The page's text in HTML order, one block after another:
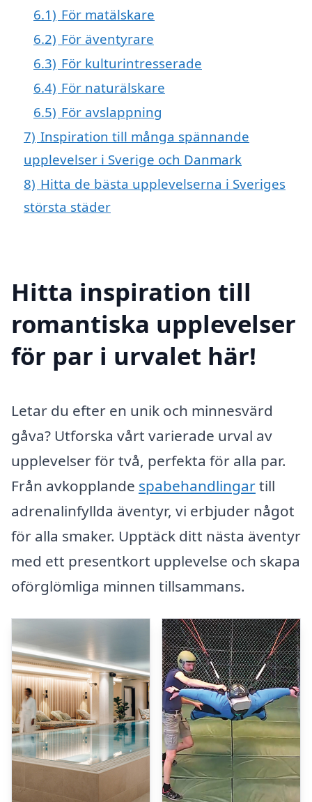
6.1) För matälskare
6.2) För äventyrare
6.3) För kulturintresserade
6.4) För naturälskare
6.5) För avslappning
7) Inspiration till många spännande
upplevelser i Sverige och Danmark
8) Hitta de bästa upplevelserna i Sveriges
största städer
Hitta inspiration till
romantiska upplevelser
för par i urvalet här!
Letar du efter en unik och minnesvärd
gåva? Utforska vårt varierade urval av
upplevelser för två, perfekta för alla par.
Från avkopplande spabehandlingartill
adrenalinfyllda äventyr, vi erbjuder något
för alla smaker. Upptäck ditt nästa äventyr
med ett presentkort upplevelse och skapa
oförglömliga minnen tillsammans.